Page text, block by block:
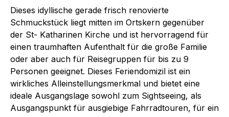
Dieses idyllische gerade frisch renovierte
Schmuckstück liegt mitten im Ortskern gegenüber
der St- Katharinen Kirche und ist hervorragend für
einen traumhaften Aufenthalt für die große Familie
oder aber auch für Reisegruppen für bis zu 9
Personen geeignet. Dieses Feriendomizil ist ein
wirkliches Alleinstellungsmerkmal und bietet eine
ideale Ausgangslage sowohl zum Sightseeing, als
Ausgangspunkt für ausgiebige Fahrradtouren, für ein